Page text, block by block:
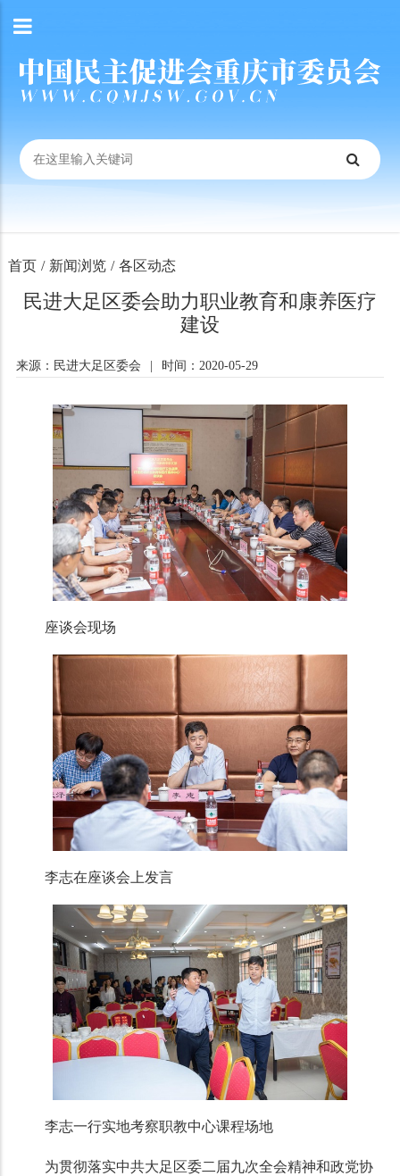
首页 / 新闻浏览 / 各区动态
民进大足区委会助力职业教育和康养医疗
建设
来源：民进大足区委会 时间：2020-05-29
座谈会现场
李志在座谈会上发言
李志一行实地考察职教中心课程场地
为贯彻落实中共大足区委二届九次全会精神和政党协